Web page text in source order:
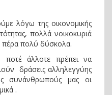
λόγω της οικονομικής
πολλά νοικοκυριά
πέρα πολύ δύσκολα.
ποτέ άλλοτε πρέπει να
δράσεις αλληλεγγύης
συνάνθρωπούς μας οι
.